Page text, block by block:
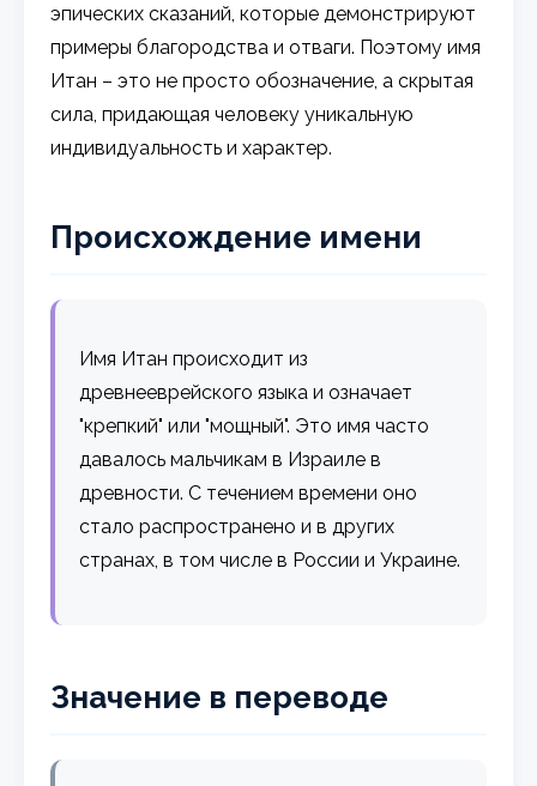
эпических сказаний, которые демонстрируют
примеры благородства и отваги. Поэтому имя
Итан – это не просто обозначение, а скрытая
сила, придающая человеку уникальную
индивидуальность и характер.
Происхождение имени
Имя Итан происходит из
древнееврейского языка и означает
"крепкий" или "мощный". Это имя часто
давалось мальчикам в Израиле в
древности. С течением времени оно
стало распространено и в других
странах, в том числе в России и Украине.
Значение в переводе